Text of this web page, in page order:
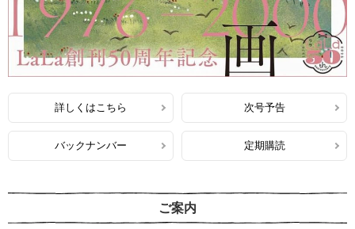
詳しくはこちら 次号予告
バックナンバー 定期購読
ご案内